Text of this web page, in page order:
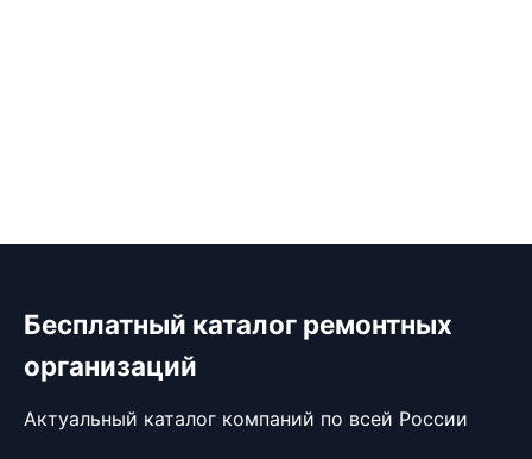
Бесплатный каталог ремонтных
организаций
Актуальный каталог компаний по всей России